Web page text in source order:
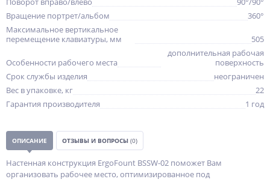
Вращение портрет/альбом
360°
Максимальное вертикальное
перемещение клавиатуры, мм
505
Особенности рабочего места
дополнительная рабочая
поверхность
Срок службы изделия
неограничен
Вес в упаковке, кг
22
Гарантия производителя
1 год
ОПИСАНИЕ ОТЗЫВЫ И ВОПРОСЫ (0)
Настенная конструкция ErgoFount BSSW-02 поможет Вам
организовать рабочее место, оптимизированное под